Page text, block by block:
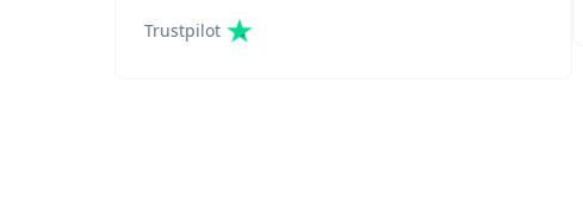
Trustpilot